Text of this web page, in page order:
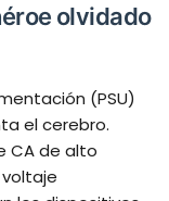
olvidado
(PSU)
el cerebro.
CA de alto